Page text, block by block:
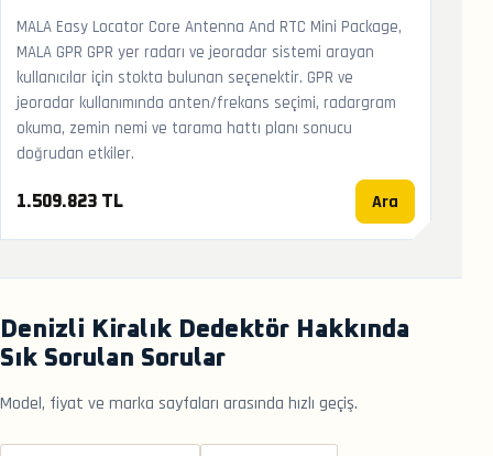
MALA Easy Locator Core Antenna And RTC Mini Package,
MALA GPR GPR yer radarı ve jeoradar sistemi arayan
kullanıcılar için stokta bulunan seçenektir. GPR ve
jeoradar kullanımında anten/frekans seçimi, radargram
okuma, zemin nemi ve tarama hattı planı sonucu
doğrudan etkiler.
1.509.823 TL Ara
Denizli Kiralık Dedektör Hakkında
Sık Sorulan Sorular
Model, fiyat ve marka sayfaları arasında hızlı geçiş.